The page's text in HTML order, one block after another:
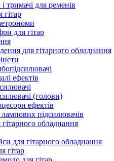
тримачі для ременів
для гітар
для гітарного обладнання
ефектів
(голови)
ефектів
підсилювачів
обладнання
для гітарного обладнання
гітар